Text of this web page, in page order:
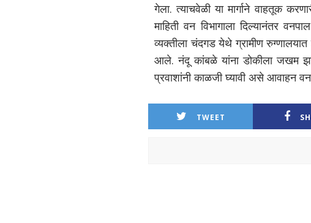
गेला. त्याचवेळी या मार्गाने वाहतूक
माहिती वन विभागाला दिल्यानंतर
व्यक्तीला चंदगड येथे ग्रामीण
आले. नंदू कांबळे यांना डोकीला जखम
प्रवाशांनी काळजी घ्यावी असे आवाहन
TWEET